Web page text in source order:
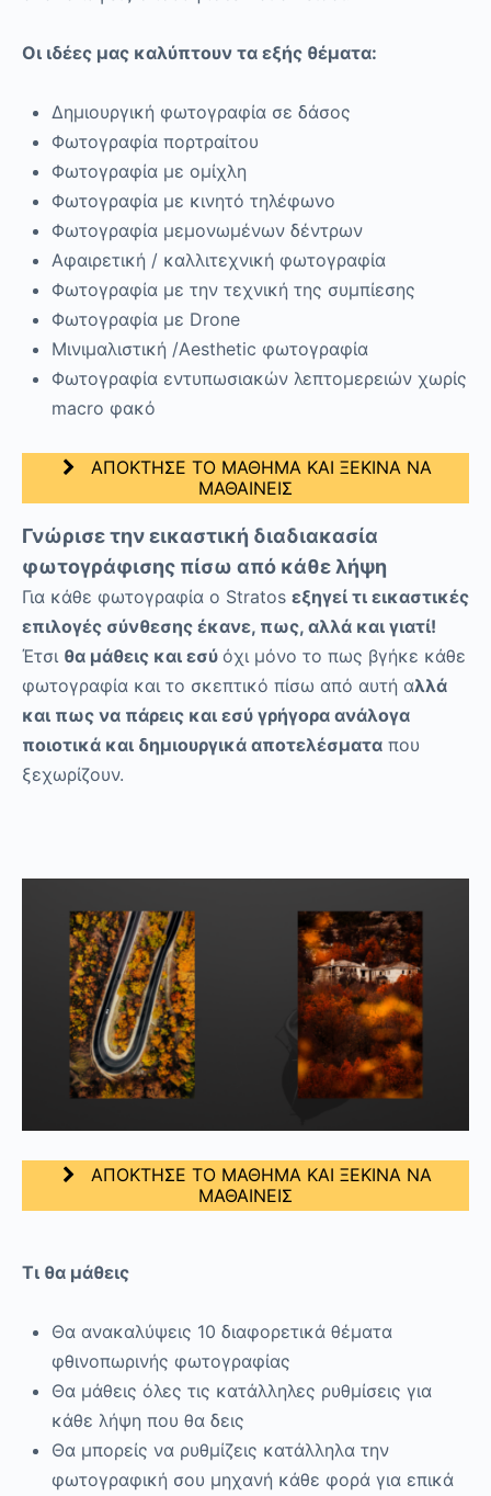
Οι ιδέες μας καλύπτουν τα εξής θέματα:
Δημιουργική φωτογραφία σε δάσος
Φωτογραφία πορτραίτου
Φωτογραφία με ομίχλη
Φωτογραφία με κινητό τηλέφωνο
Φωτογραφία μεμονωμένων δέντρων
Αφαιρετική / καλλιτεχνική φωτογραφία
Φωτογραφία με την τεχνική της συμπίεσης
Φωτογραφία με Drone
Μινιμαλιστική /Aesthetic φωτογραφία
Φωτογραφία εντυπωσιακών λεπτομερειών χωρίς
macro φακό
ΑΠΟΚΤΗΣΕ ΤΟ ΜΑΘΗΜΑ ΚΑΙ ΞΕΚΙΝΑ ΝΑ
ΜΑΘΑΙΝΕΙΣ
Γνώρισε την εικαστική διαδιακασία
φωτογράφισης πίσω από κάθε λήψη
Για κάθε φωτογραφία ο Stratos εξηγεί τι εικαστικές
επιλογές σύνθεσης έκανε, πως, αλλά και γιατί!
Έτσι θα μάθεις και εσύ όχι μόνο το πως βγήκε κάθε
φωτογραφία και το σκεπτικό πίσω από αυτή αλλά
και πως να πάρεις και εσύ γρήγορα ανάλογα
ποιοτικά και δημιουργικά αποτελέσματα που
ξεχωρίζουν.
ΑΠΟΚΤΗΣΕ ΤΟ ΜΑΘΗΜΑ ΚΑΙ ΞΕΚΙΝΑ ΝΑ
ΜΑΘΑΙΝΕΙΣ
Τι θα μάθεις
Θα ανακαλύψεις 10 διαφορετικά θέματα
φθινοπωρινής φωτογραφίας
Θα μάθεις όλες τις κατάλληλες ρυθμίσεις για
κάθε λήψη που θα δεις
Θα μπορείς να ρυθμίζεις κατάλληλα την
φωτογραφική σου μηχανή κάθε φορά για επικά